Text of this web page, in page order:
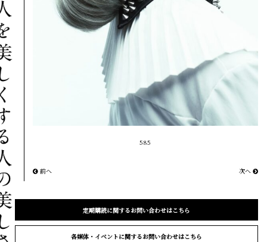
585
前へ 次へ
定期購読に関するお問い合わせはこちら
各媒体・イベントに関するお問い合わせはこちら